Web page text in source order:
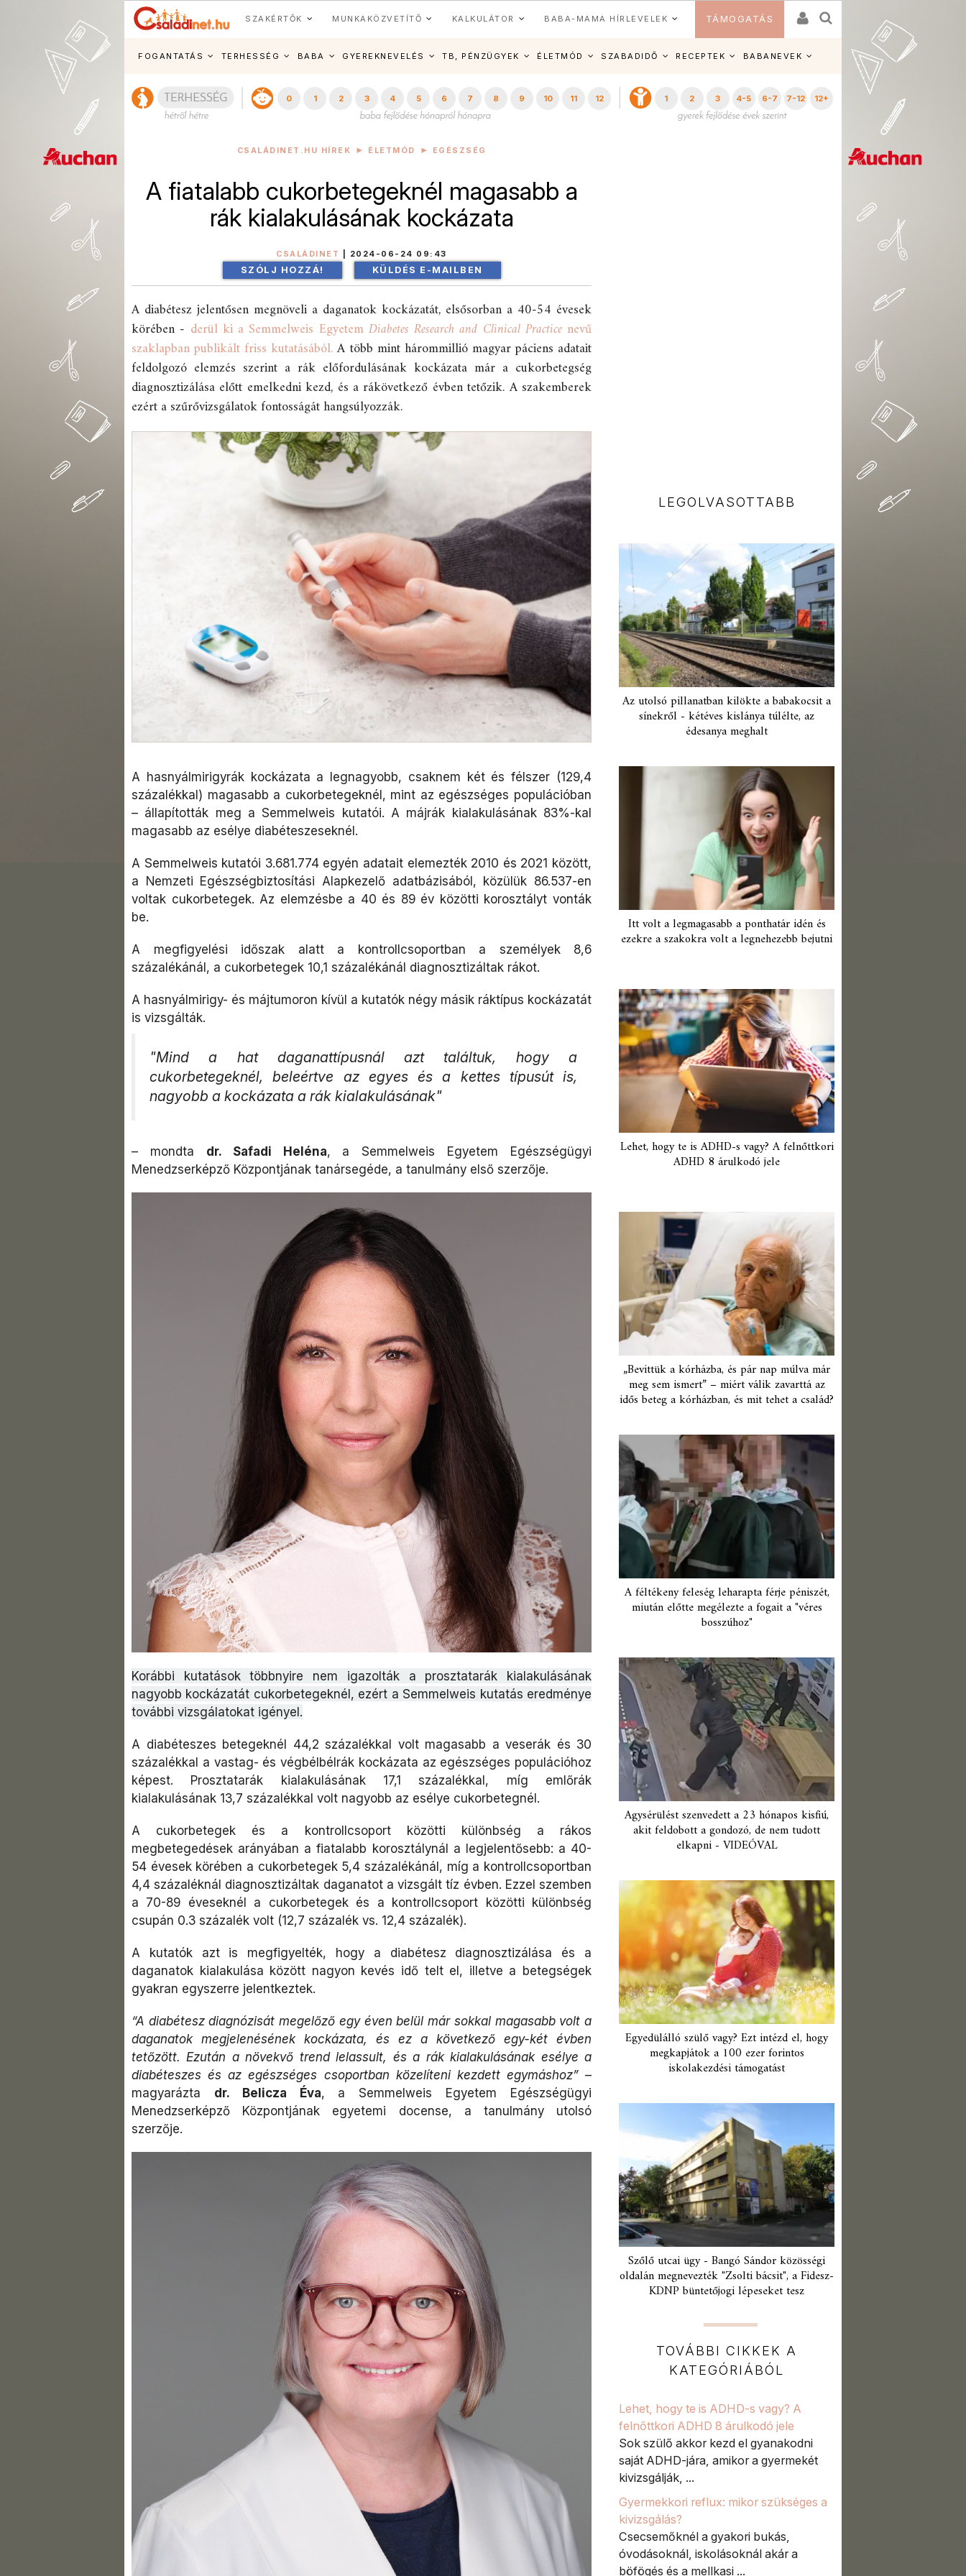
SZAKÉRTŐK MUNKAKÖZVETÍTŐ KALKULÁTOR BABA-MAMA HÍRLEVELEK TÁMOGATÁS
FOGANTATÁS TERHESSÉG BABA GYEREKNEVELÉS TB, PÉNZÜGYEK ÉLETMÓD SZABADIDŐ RECEPTEK BABANEVEK
0 1 2 3 4 5 6 7 8 9 10 11 12 1 2 3 4-5 6-7 7-12 12+
CSALÁDINET.HU HÍREK ÉLETMÓD EGÉSZSÉG
A fiatalabb cukorbetegeknél magasabb a
rák kialakulásának kockázata
CSALÁDINET 2024-06-24 09:43
SZÓLJ HOZZÁ! KÜLDÉS E-MAILBEN
A diabétesz jelentősen megnöveli a daganatok kockázatát, elsősorban a 40-54 évesek
körében - derül ki a Semmelweis Egyetem Diabetes Research and Clinical Practicenevű
szaklapban publikált friss kutatásából.A több mint hárommillió magyar páciens adatait
feldolgozó elemzés szerint a rák előfordulásának kockázata már a cukorbetegség
diagnosztizálása előtt emelkedni kezd, és a rákövetkező évben tetőzik. A szakemberek
ezért a szűrővizsgálatok fontosságát hangsúlyozzák.
A hasnyálmirigyrák kockázata a legnagyobb, csaknem két és félszer (129,4
százalékkal) magasabb a cukorbetegeknél, mint az egészséges populációban
– állapították meg a Semmelweis kutatói. A májrák kialakulásának 83%-kal
magasabb az esélye diabéteszeseknél.
A Semmelweis kutatói 3.681.774 egyén adatait elemezték 2010 és 2021 között,
a Nemzeti Egészségbiztosítási Alapkezelő adatbázisából, közülük 86.537-en
voltak cukorbetegek. Az elemzésbe a 40 és 89 év közötti korosztályt vonták
be.
A megfigyelési időszak alatt a kontrollcsoportban a személyek 8,6
százalékánál, a cukorbetegek 10,1 százalékánál diagnosztizáltak rákot.
A hasnyálmirigy- és májtumoron kívül a kutatók négy másik ráktípus kockázatát
is vizsgálták.
"Mind a hat daganattípusnál azt találtuk, hogy a
cukorbetegeknél, beleértve az egyes és a kettes típusút is,
nagyobb a kockázata a rák kialakulásának"
– mondta dr. Safadi Heléna, a Semmelweis Egyetem Egészségügyi
Menedzserképző Központjának tanársegéde, a tanulmány első szerzője.
Korábbi kutatások többnyire nem igazolták a prosztatarák kialakulásának
nagyobb kockázatát cukorbetegeknél, ezért a Semmelweis kutatás eredménye
további vizsgálatokat igényel.
A diabéteszes betegeknél 44,2 százalékkal volt magasabb a veserák és 30
százalékkal a vastag- és végbélbélrák kockázata az egészséges populációhoz
képest. Prosztatarák kialakulásának 17,1 százalékkal, míg emlőrák
kialakulásának 13,7 százalékkal volt nagyobb az esélye cukorbetegnél.
A cukorbetegek és a kontrollcsoport közötti különbség a rákos
megbetegedések arányában a fiatalabb korosztálynál a legjelentősebb: a 40-
54 évesek körében a cukorbetegek 5,4 százalékánál, míg a kontrollcsoportban
4,4 százaléknál diagnosztizáltak daganatot a vizsgált tíz évben. Ezzel szemben
a 70-89 éveseknél a cukorbetegek és a kontrollcsoport közötti különbség
csupán 0.3 százalék volt (12,7 százalék vs. 12,4 százalék).
A kutatók azt is megfigyelték, hogy a diabétesz diagnosztizálása és a
daganatok kialakulása között nagyon kevés idő telt el, illetve a betegségek
gyakran egyszerre jelentkeztek.
“A diabétesz diagnózisát megelőző egy éven belül már sokkal magasabb volt a
daganatok megjelenésének kockázata, és ez a következő egy-két évben
tetőzött. Ezután a növekvő trend lelassult, és a rák kialakulásának esélye a
diabéteszes és az egészséges csoportban közelíteni kezdett egymáshoz”–
magyarázta dr. Belicza Éva, a Semmelweis Egyetem Egészségügyi
Menedzserképző Központjának egyetemi docense, a tanulmány utolsó
szerzője.
LEGOLVASOTTABB
Az utolsó pillanatban kilökte a babakocsit a
sínekről - kétéves kislánya túlélte, az
édesanya meghalt
Itt volt a legmagasabb a ponthatár idén és
ezekre a szakokra volt a legnehezebb bejutni
Lehet, hogy te is ADHD-s vagy? A felnőttkori
ADHD 8 árulkodó jele
„Bevittük a kórházba, és pár nap múlva már
meg sem ismert” – miért válik zavarttá az
idős beteg a kórházban, és mit tehet a család?
A féltékeny feleség leharapta férje péniszét,
miután előtte megélezte a fogait a "véres
bosszúhoz"
Agysérülést szenvedett a 23 hónapos kisfiú,
akit feldobott a gondozó, de nem tudott
elkapni - VIDEÓVAL
Egyedülálló szülő vagy? Ezt intézd el, hogy
megkapjátok a 100 ezer forintos
iskolakezdési támogatást
Szőlő utcai ügy - Bangó Sándor közösségi
oldalán megnevezték "Zsolti bácsit", a Fidesz-
KDNP büntetőjogi lépeseket tesz
TOVÁBBI CIKKEK A
KATEGÓRIÁBÓL
Lehet, hogy te is ADHD-s vagy? A
felnőttkori ADHD 8 árulkodó jele
Sok szülő akkor kezd el gyanakodni
saját ADHD-jára, amikor a gyermekét
kivizsgálják, ...
Gyermekkori reflux: mikor szükséges a
kivizsgálás?
Csecsemőknél a gyakori bukás,
óvodásoknál, iskolásoknál akár a
böfögés és a mellkasi ...